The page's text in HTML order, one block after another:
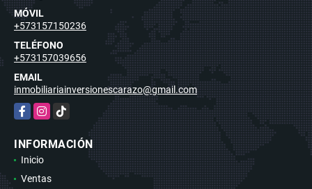
MÓVIL
+573157150236
TELÉFONO
+573157039656
EMAIL
inmobiliariainversionescarazo@gmail.com
FacebookInstagram
TikTok
INFORMACIÓN
Inicio
Ventas